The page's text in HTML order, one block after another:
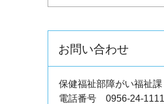
お問い合わせ
保健福祉部障がい福祉課
電話番号 0956-24-1111